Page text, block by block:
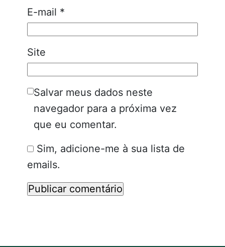
E-mail *
Site
Salvar meus dados neste
navegador para a próxima vez
que eu comentar.
Sim, adicione-me à sua lista de
emails.